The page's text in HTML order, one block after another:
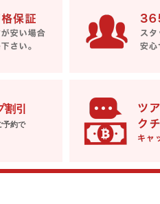
引
予約で